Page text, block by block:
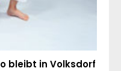
bleibt in Volksdorf